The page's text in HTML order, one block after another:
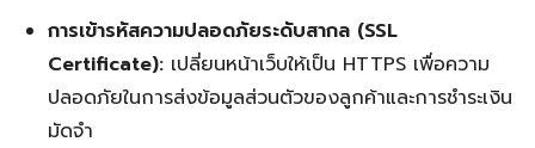
การเข้ารหัสความปลอดภัยระดับสากล (SSL
Certificate): เปลี่ยนหน้าเว็บให้เป็น HTTPS เพื่อความ
ปลอดภัยในการส่งข้อมูลส่วนตัวของลูกค้าและการชำระเงิน
มัดจำ